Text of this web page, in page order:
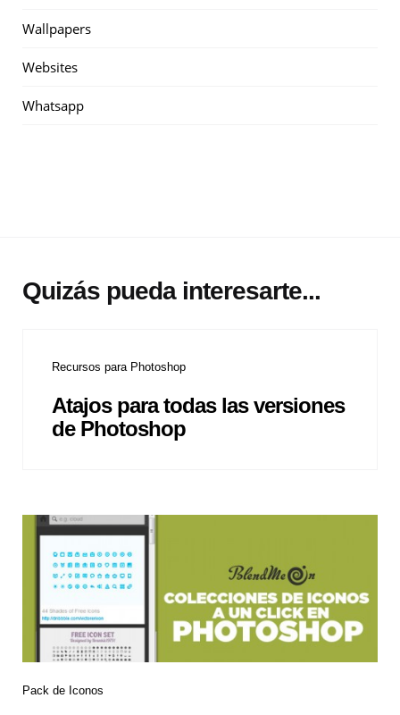
Wallpapers
Websites
Whatsapp
Quizás pueda interesarte...
Recursos para Photoshop
Atajos para todas las versiones
de Photoshop
Pack de Iconos